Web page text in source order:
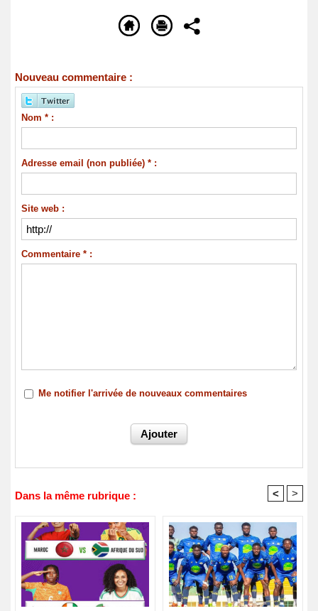
Nouveau commentaire :
Nom * :
Adresse email (non publiée) * :
Site web :
Commentaire * :
Me notifier l'arrivée de nouveaux commentaires
Dans la même rubrique : < >